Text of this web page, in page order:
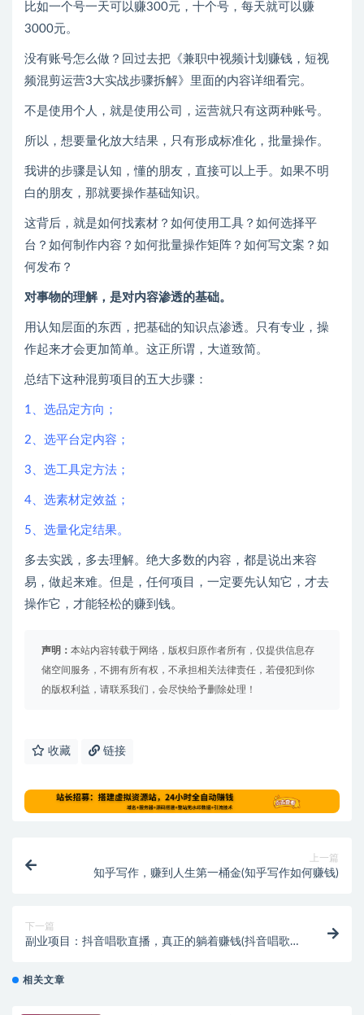
比如一个号一天可以赚300元，十个号，每天就可以赚
3000元。
没有账号怎么做？回过去把《兼职中视频计划赚钱，短视
频混剪运营3大实战步骤拆解》里面的内容详细看完。
不是使用个人，就是使用公司，运营就只有这两种账号。
所以，想要量化放大结果，只有形成标准化，批量操作。
我讲的步骤是认知，懂的朋友，直接可以上手。如果不明
白的朋友，那就要操作基础知识。
这背后，就是如何找素材？如何使用工具？如何选择平
台？如何制作内容？如何批量操作矩阵？如何写文案？如
何发布？
对事物的理解，是对内容渗透的基础。
用认知层面的东西，把基础的知识点渗透。只有专业，操
作起来才会更加简单。这正所谓，大道致简。
总结下这种混剪项目的五大步骤：
1、选品定方向；
2、选平台定内容；
3、选工具定方法；
4、选素材定效益；
5、选量化定结果。
多去实践，多去理解。绝大多数的内容，都是说出来容
易，做起来难。但是，任何项目，一定要先认知它，才去
操作它，才能轻松的赚到钱。
声明： 本站内容转载于网络，版权归原作者所有，仅提供信息存
储空间服务，不拥有所有权，不承担相关法律责任，若侵犯到你
的版权利益，请联系我们，会尽快给予删除处理！
收藏 链接
上一篇
知乎写作，赚到人生第一桶金(知乎写作如何赚钱)
下一篇
副业项目：抖音唱歌直播，真正的躺着赚钱(抖音唱歌直
相关文章